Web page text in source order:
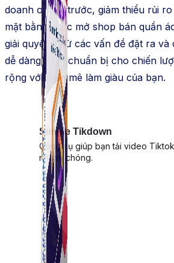
Simple Tikdown
Công cụ giúp bạn tải video
nhanh chóng.
doanh online trước, giảm thiểu rủi
mặt bằng. Việc mở shop bán quần
giải quyết từ từ các vấn đề đặt ra
dễ dàng hơn, chuẩn bị cho chiến
rộng với đam mê làm giàu của bạn.